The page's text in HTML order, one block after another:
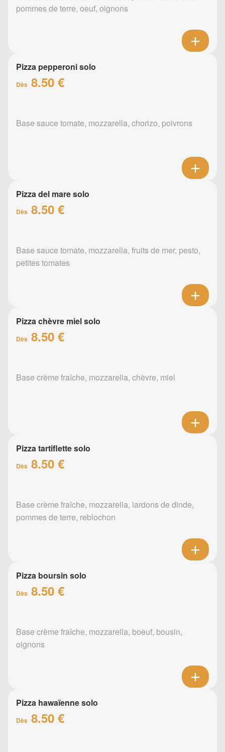
pommes de terre, oeuf, oignons
Pizza pepperoni solo
Dès 8.50 €
Base sauce tomate, mozzarella, chorizo, poivrons
Pizza del mare solo
Dès 8.50 €
Base sauce tomate, mozzarella, fruits de mer, pesto,
petites tomates
Pizza chèvre miel solo
Dès 8.50 €
Base crème fraîche, mozzarella, chèvre, miel
Pizza tartiflette solo
Dès 8.50 €
Base crème fraîche, mozzarella, lardons de dinde,
pommes de terre, reblochon
Pizza boursin solo
Dès 8.50 €
Base crème fraîche, mozzarella, boeuf, bousin,
oignons
Pizza hawaïenne solo
Dès 8.50 €